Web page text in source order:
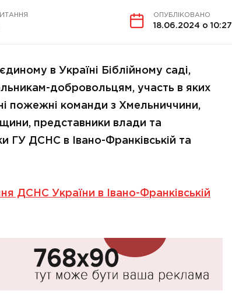
ОПУБЛІКОВАНО
18.06.2024 о 10:27
в Україні Біблійному саді,
добровольцям, участь в яких
пожежні команди з Хмельниччини,
представники влади та
ГУ ДСНС в Івано-Франківській та
ДСНС України в Івано-Франківській